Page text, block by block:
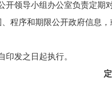
开领导小组办公室负责定期
程序和期限公开政府信息
发之日起执行。